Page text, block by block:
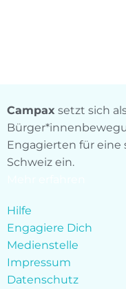
Campax setzt sich
Engagierten für eine
Schweiz ein.
Hilfe
Engagiere Dich
Medienstelle
Impressum
Datenschutz